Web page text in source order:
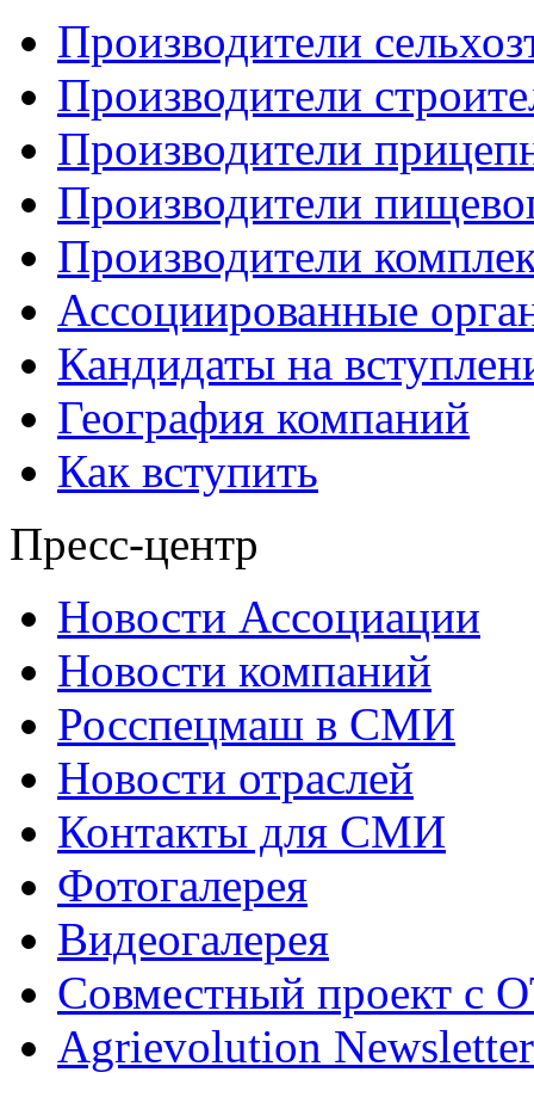
Производители
Производители
Производители
Производители
Производители
Ассоциированные
Кандидаты на
География компаний
Как вступить
Пресс-центр
Новости Ассоциации
Новости компаний
Росспецмаш в СМИ
Новости отраслей
Контакты для СМИ
Фотогалерея
Видеогалерея
Совместный проект с
Agrievolution Newsletter